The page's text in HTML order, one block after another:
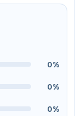
0%
0%
0%